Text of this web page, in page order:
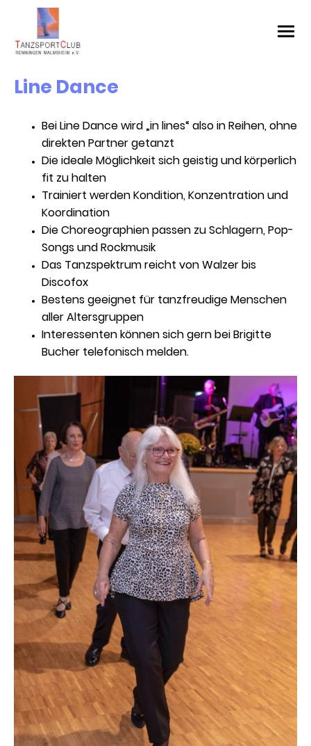
Line Dance
Bei Line Dance wird „in lines“ also in Reihen, ohne
direkten Partner getanzt
Die ideale Möglichkeit sich geistig und körperlich
fit zu halten
Trainiert werden Kondition, Konzentration und
Koordination
Die Choreographien passen zu Schlagern, Pop-
Songs und Rockmusik
Das Tanzspektrum reicht von Walzer bis
Discofox
Bestens geeignet für tanzfreudige Menschen
aller Altersgruppen
Interessenten können sich gern bei Brigitte
Bucher telefonisch melden.